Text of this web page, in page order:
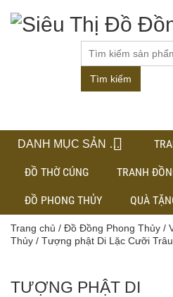
Tìm kiếm
DANH MỤC SẢN PHẨM
ĐỒ THỜ CÚNG TRANH
ĐỒ PHONG THỦY QUÀ
Trang chủ / Đồ Đồng Phong Thủy /
Thủy / Tượng phật Di Lặc Cưỡi
TƯỢNG PHẬT DI